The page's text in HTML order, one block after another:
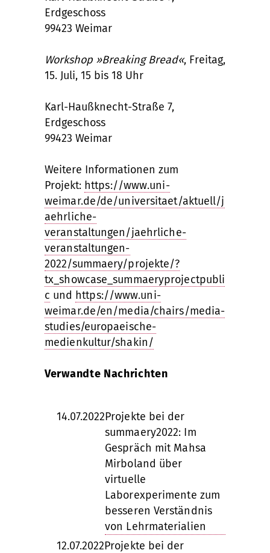
Erdgeschoss
99423 Weimar
Workshop »Breaking Bread«, Freitag,
15. Juli, 15 bis 18 Uhr
Karl-Haußknecht-Straße 7,
Erdgeschoss
99423 Weimar
Weitere Informationen zum
Projekt: https://www.uni-
weimar.de/de/universitaet/aktuell/j
aehrliche-
veranstaltungen/jaehrliche-
veranstaltungen-
2022/summaery/projekte/?
tx_showcase_summaeryprojectpubli
c und https://www.uni-
weimar.de/en/media/chairs/media-
studies/europaeische-
medienkultur/shakin/
Verwandte Nachrichten
14.07.2022Projekte bei der
summaery2022: Im
Gespräch mit Mahsa
Mirboland über
virtuelle
Laborexperimente zum
besseren Verständnis
von Lehrmaterialien
12.07.2022Projekte bei der